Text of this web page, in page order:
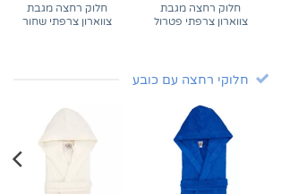
חלוק רחצה מגבת
צווארון צרפתי פטרול
חלוק רחצה מגבת
צווארון צרפתי שחור
חלוקי רחצה עם כובע